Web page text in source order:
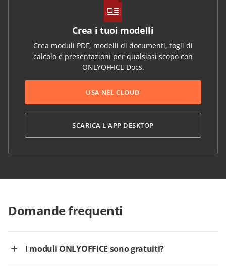
Crea i tuoi modelli
Crea moduli PDF, modelli di documenti, fogli di
calcolo e presentazioni per qualsiasi scopo con
ONLYOFFICE Docs.
USA NEL CLOUD
SCARICA L'APP DESKTOP
Domande frequenti
I moduli ONLYOFFICE sono gratuiti?